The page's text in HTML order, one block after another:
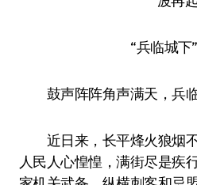
“兵临城下”
鼓声阵阵角声满天，兵
近日来，长平烽火狼烟
人民人心惶惶，满街尽是疾